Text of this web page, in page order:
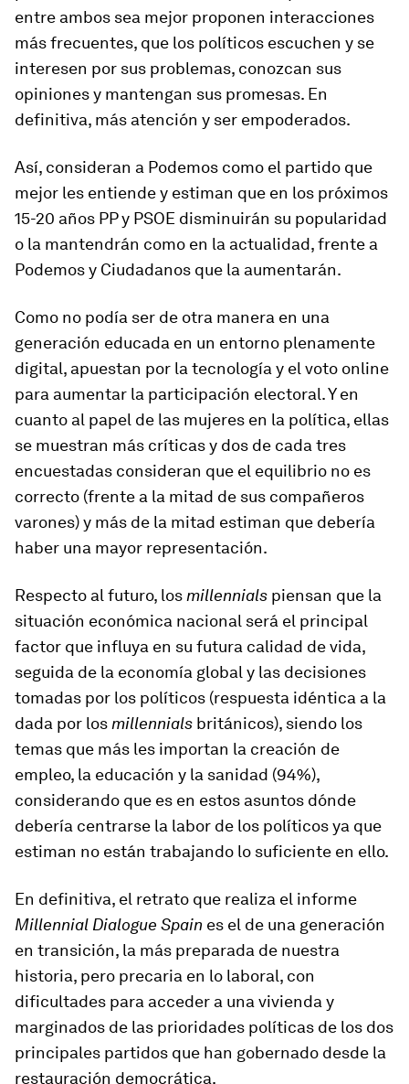
entre ambos sea mejor proponen interacciones
más frecuentes, que los políticos escuchen y se
interesen por sus problemas, conozcan sus
opiniones y mantengan sus promesas. En
definitiva, más atención y ser empoderados.
Así, consideran a Podemos como el partido que
mejor les entiende y estiman que en los próximos
15-20 años PP y PSOE disminuirán su popularidad
o la mantendrán como en la actualidad, frente a
Podemos y Ciudadanos que la aumentarán.
Como no podía ser de otra manera en una
generación educada en un entorno plenamente
digital, apuestan por la tecnología y el voto online
para aumentar la participación electoral. Y en
cuanto al papel de las mujeres en la política, ellas
se muestran más críticas y dos de cada tres
encuestadas consideran que el equilibrio no es
correcto (frente a la mitad de sus compañeros
varones) y más de la mitad estiman que debería
haber una mayor representación.
Respecto al futuro, los millennials piensan que la
situación económica nacional será el principal
factor que influya en su futura calidad de vida,
seguida de la economía global y las decisiones
tomadas por los políticos (respuesta idéntica a la
dada por los millennials británicos), siendo los
temas que más les importan la creación de
empleo, la educación y la sanidad (94%),
considerando que es en estos asuntos dónde
debería centrarse la labor de los políticos ya que
estiman no están trabajando lo suficiente en ello.
En definitiva, el retrato que realiza el informe
Millennial Dialogue Spain es el de una generación
en transición, la más preparada de nuestra
historia, pero precaria en lo laboral, con
dificultades para acceder a una vivienda y
marginados de las prioridades políticas de los dos
principales partidos que han gobernado desde la
restauración democrática.